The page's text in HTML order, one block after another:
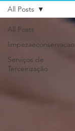
All Posts
limpezaeconservacao
Serviços de
Terceirização
All Posts